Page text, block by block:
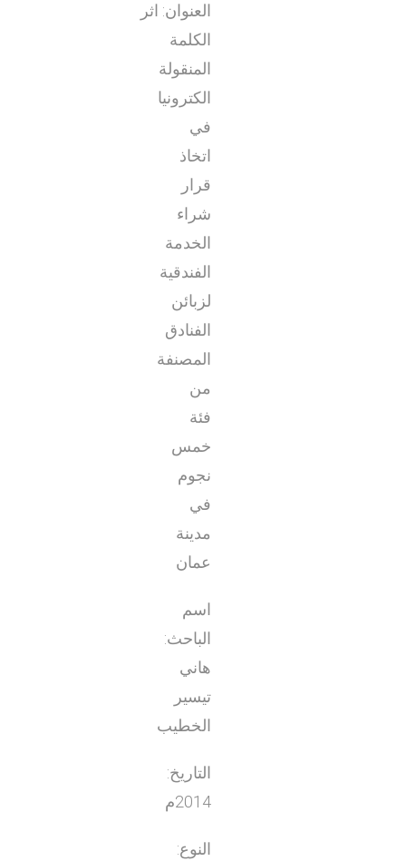
العنوان: اثر
الكلمة
المنقولة
الكترونيا
في
اتخاذ
قرار
شراء
الخدمة
الفندقية
لزبائن
الفنادق
المصنفة
من
فئة
خمس
نجوم
في
مدينة
عمان
اسم
الباحث:
هاني
تيسير
الخطيب
التاريخ:
2014م
النوع: